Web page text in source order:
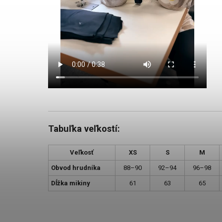
Tabuľka veľkostí:
Veľkosť XS S M
Obvod hrudníka 88–90 92–94 96–98
Dĺžka mikiny 61 63 65